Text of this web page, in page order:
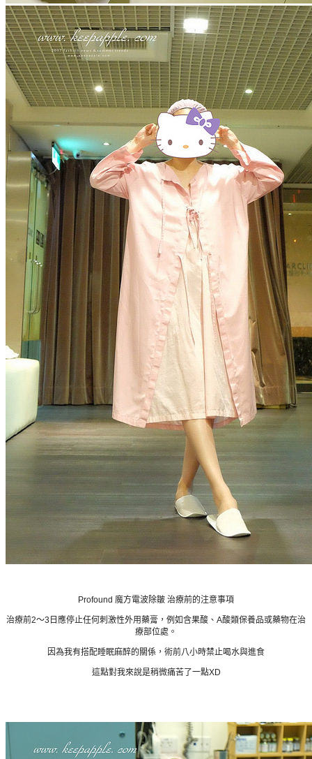
Profound 魔方電波除皺 治療前的注意事項
治療前2～3日應停止任何刺激性外用藥膏，例如含果酸、A酸類保養品或藥物在治
療部位處。
因為我有搭配睡眠麻醉的關係，術前八小時禁止喝水與進食
這點對我來說是稍微痛苦了一點XD